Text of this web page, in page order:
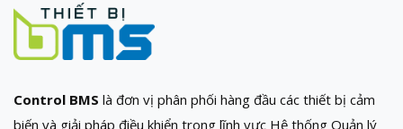
Control BMS là đơn vị phân phối hàng đầu các thiết bị cảm
biến và giải pháp điều khiển trong lĩnh vực Hệ thống Quản lý